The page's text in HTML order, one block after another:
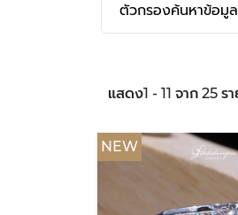
ตัวกรองค้นหาข้อมูล
แสดง1 - 11 จาก 25 ร
NEW